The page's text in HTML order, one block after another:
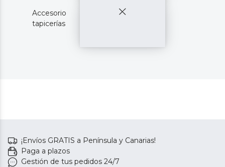
Accesorio
tapicerías
¡Envíos GRATIS a Península y Canarias!
Paga a plazos
Gestión de tus pedidos 24/7